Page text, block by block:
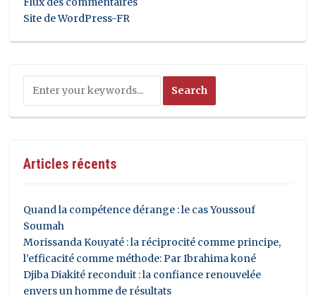
Site de WordPress-FR
Articles récents
Quand la compétence dérange : le cas Youssouf
Soumah
Morissanda Kouyaté : la réciprocité comme principe,
l’efficacité comme méthode: Par Ibrahima koné
Djiba Diakité reconduit : la confiance renouvelée
envers un homme de résultats